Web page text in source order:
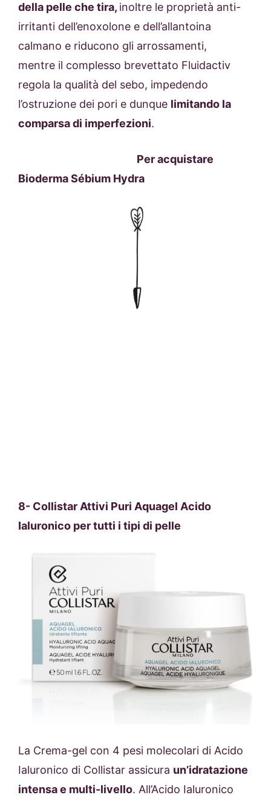
della pelle che tira, inoltre le proprietà anti-
irritanti dell’enoxolone e dell’allantoina
calmano e riducono gli arrossamenti,
mentre il complesso brevettato Fluidactiv
regola la qualità del sebo, impedendo
l’ostruzione dei pori e dunque limitando la
comparsa di imperfezioni.
Per acquistare
BiodermaSébium Hydra
8- Collistar Attivi Puri Aquagel Acido
Ialuronico per tutti i tipi di pelle
La Crema-gel con 4 pesi molecolari di Acido
Ialuronico di Collistar assicura un’idratazione
intensa e multi-livello. All’Acido Ialuronico